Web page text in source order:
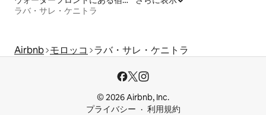
ラバ・サレ・ケニトラ
Airbnb モロッコ ラバ・サレ・ケニトラ
© 2026 Airbnb, Inc.
プライバシー
利用規約